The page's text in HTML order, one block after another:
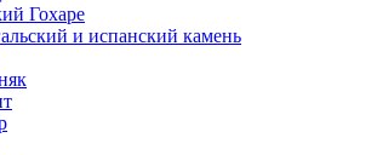
Гохаре
и испанский камень